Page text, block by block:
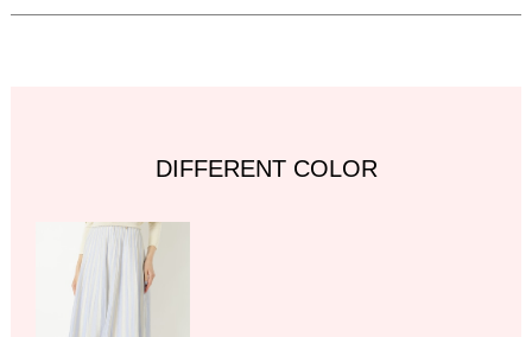
DIFFERENT COLOR